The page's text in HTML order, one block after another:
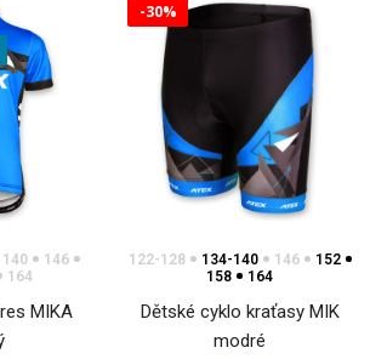
140
146
164
MIKA
-30%
122-128 134-140 146
152
158
164
Dětské cyklo kraťasy MIK
modré